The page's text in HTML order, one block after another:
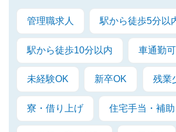
管理職求人 駅から徒歩5分以
駅から徒歩10分以内 車通勤可
未経験OK 新卒OK 残業
寮・借り上げ 住宅手当・補助